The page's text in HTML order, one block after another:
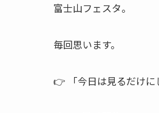
富士山フェスタ。
毎回思います。
👉 「今日は見るだけに